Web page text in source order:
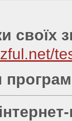
своїх